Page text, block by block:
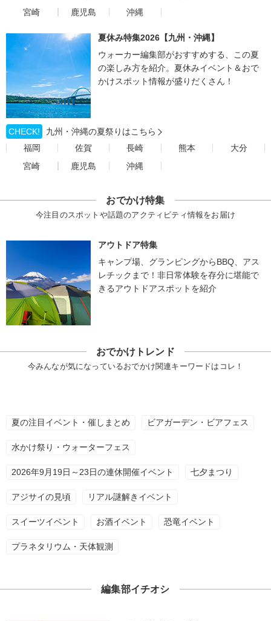
宮崎
鹿児島 沖縄
夏休み特集2026【九州・沖縄】
ウォーカー編集部がおすすめする、この夏
の楽しみ方を紹介。夏休みイベント＆おで
かけスポット情報が盛りだくさん！
CHECK!
九州・沖縄の夏祭りはこちら
福岡
佐賀 長崎 熊本
大分
宮崎
鹿児島 沖縄
おでかけ特集
今注目のスポットや話題のアクティビティ情報をお届け
アウトドア特集
キャンプ場、グランピングからBBQ、アス
レチックまで！非日常体験を存分に堪能で
きるアウトドアスポットを紹介
おでかけトレンド
今みんなが気になっているおでかけ関連キーワードはコレ！
夏の注目イベント・催しまとめ ビアガーデン・ビアフェス
水かけ祭り・ウォーターフェス
2026年9月19日～23日の連休開催イベント 七夕まつり
アジサイの見頃 リアル謎解きイベント
スイーツイベント お酒イベント 恐竜イベント
プラネタリウム・天体観測
編集部イチオシ